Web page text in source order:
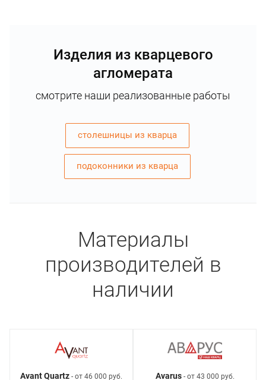
Изделия из кварцевого
агломерата
смотрите наши реализованные работы
столешницы из кварца
подоконники из кварца
Материалы
производителей в
наличии
Avant Quartz - от 46 000 руб. Avarus- от 43 000 руб.